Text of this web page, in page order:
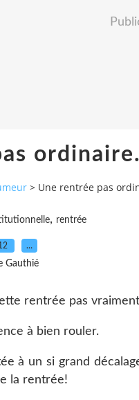
> Une rentrée pas
, rentrée
…
Gauthié
rentrée pas
à bien rouler.
à un si grand
la rentrée!